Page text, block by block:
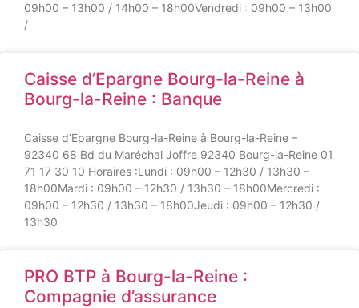
09h00 – 13h00 / 14h00 – 18h00Vendredi : 09h00 – 13h00
/
Caisse d’Epargne Bourg-la-Reine à
Bourg-la-Reine : Banque
Caisse d’Epargne Bourg-la-Reine à Bourg-la-Reine –
92340 68 Bd du Maréchal Joffre 92340 Bourg-la-Reine 01
71 17 30 10 Horaires :Lundi : 09h00 – 12h30 / 13h30 –
18h00Mardi : 09h00 – 12h30 / 13h30 – 18h00Mercredi :
09h00 – 12h30 / 13h30 – 18h00Jeudi : 09h00 – 12h30 /
13h30
PRO BTP à Bourg-la-Reine :
Compagnie d’assurance